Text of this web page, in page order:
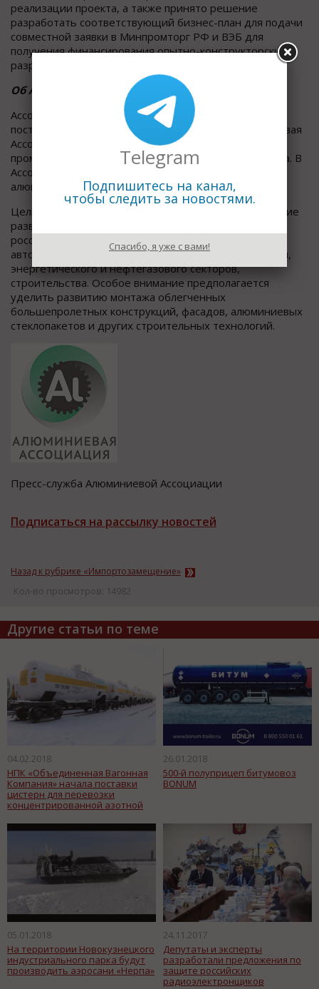
реализации проекта, а также принято решение
разработать соответствующий бизнес-план для подачи
совместной заявки в Минпромторг РФ и ВЭБ для
получения финансирования опытно-конструкторских
разработок.
Об Ассоциации (www.aluminas.ru):
Ассоциация «Объединение производителей,
поставщиков и потребителей алюминия» (Алюминиевая
Ассоциация) создана при поддержке Министерства
промышленности и торговли РФ в декабре 2015 года. В
Ассоциацию входят крупнейшие предприятия
алюминиевой отрасли России.
Целью создания Ассоциации является стимулирование
развития смежных алюмопотребляющих отраслей
российской промышленности, в том числе авиа- и
автомобилестроения, судостроения, вагоностроения,
энергетического и нефтегазового секторов,
строительства. Особое внимание предполагается
уделить развитию монтажа облегченных
большепролетных конструкций, фасадов, алюминиевых
стеклопакетов и других строительных технологий.
Пресс-служба Алюминиевой Ассоциации
Подписаться на рассылку новостей
Назад к рубрике «Импортозамещение»
Кол-во просмотров: 14982
Другие статьи по теме
04.02.2018
НПК «Объединенная Вагонная
Компания» начала поставки
цистерн для перевозки
концентрированной азотной
«УРАЛХИМ»
26.01.2018
500-й полуприцеп битумовоз
BONUM
05.01.2018
На территории Новокузнецкого
индустриального парка будут
производить аэросани «Нерпа»
24.11.2017
Депутаты и эксперты
разработали предложения по
защите российских
радиоэлектронщиков
Telegram
Подпишитесь на канал,
чтобы следить за новостями.
Спасибо, я уже с вами!